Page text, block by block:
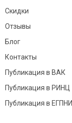
Скидки
Отзывы
Блог
Контакты
Публикация в ВАК
Публикация в РИНЦ
Публикация в ЕГПНИ